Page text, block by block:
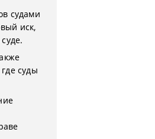
судами
иск,
суды